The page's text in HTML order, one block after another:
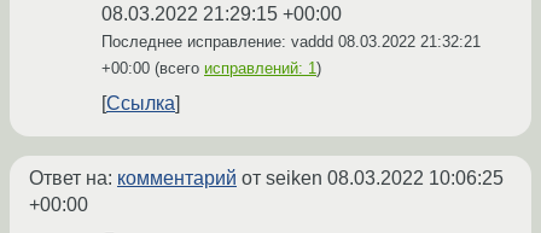
08.03.2022 21:29:15 +00:00
Последнее исправление: vaddd 08.03.2022 21:32:21
+00:00 (всего исправлений: 1)
Ссылка
Ответ на: комментарий от seiken 08.03.2022 10:06:25
+00:00